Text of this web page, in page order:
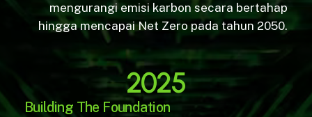
mengurangi emisi karbon secara bertahap
hingga mencapai Net Zero pada tahun 2050.
2025
Building The Foundation